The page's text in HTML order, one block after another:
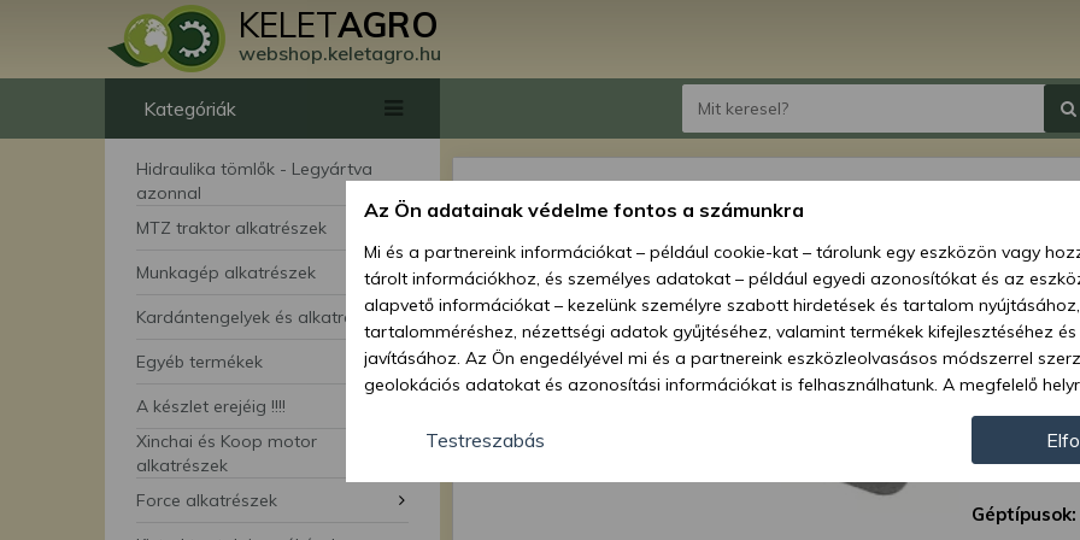
KELETAGRO
webshop.keletagro.hu
Kategóriák
Hidraulika tömlők - Legyártva
azonnal
MTZ traktor alkatrészek
Munkagép alkatrészek
Kardántengelyek és alkatrészei
Egyéb termékek
A készlet erejéig !!!!
Xinchai és Koop motor
alkatrészek
Force alkatrészek
Ár: 15
Szállítási
Cikkszám:
Géptípusok:
Az Ön adatainak védelme fontos a számunkra
Mi és a partnereink információkat – például cookie-kat – tárolunk egy eszközön vagy
tárolt információkhoz, és személyes adatokat – például egyedi azonosítókat és az
alapvető információkat – kezelünk személyre szabott hirdetések és tartalom
tartalomméréshez, nézettségi adatok gyűjtéséhez, valamint termékek kifejlesztéséhez
javításához. Az Ön engedélyével mi és a partnereink eszközleolvasásos módszerrel
geolokációs adatokat és azonosítási információkat is felhasználhatunk. A megfelelő
hozzájárulhat ahhoz, hogy mi és a partnereink a fent leírtak szerint adatkezelést
lehetőségként a hozzájárulás megadása vagy elutasítása előtt részletesebb
megváltoztathatja beállításait. Felhívjuk figyelmét, hogy személyes adatainak bizonyos
feltétlenül szükséges az Ön hozzájárulása, de jogában áll tiltakozni az ilyen jellegű
beállításai csak erre a weboldalra érvényesek. Erre a webhelyre visszatérve vagy az
Testreszabás